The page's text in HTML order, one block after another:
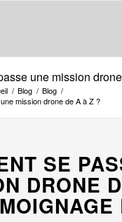
une mission
/ Blog / Blog /
mission drone de A à Z ?
SE
DRONE